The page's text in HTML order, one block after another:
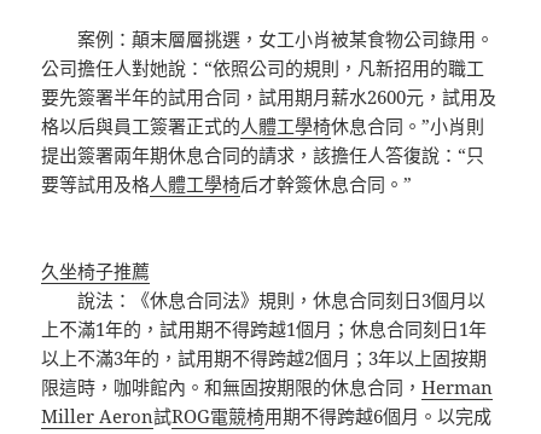
案例：顛末層層挑選，女工小肖被某食物公司錄用。
公司擔任人對她說：“依照公司的規則，凡新招用的職工
要先簽署半年的試用合同，試用期月薪水2600元，試用及
格以后與員工簽署正式的人體工學椅休息合同。”小肖則
提出簽署兩年期休息合同的請求，該擔任人答復說：“只
要等試用及格人體工學椅后才幹簽休息合同。”
久坐椅子推薦
說法：《休息合同法》規則，休息合同刻日3個月以
上不滿1年的，試用期不得跨越1個月；休息合同刻日1年
以上不滿3年的，試用期不得跨越2個月；3年以上固按期
限這時，咖啡館內。和無固按期限的休息合同，Herman
Miller Aeron試ROG電競椅用期不得跨越6個月。以完成